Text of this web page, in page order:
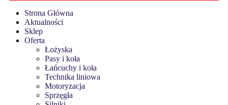
Strona Główna
Aktualności
Sklep
Oferta
Łożyska
Pasy i koła
Łańcuchy i koła
Technika liniowa
Motoryzacja
Sprzęgła